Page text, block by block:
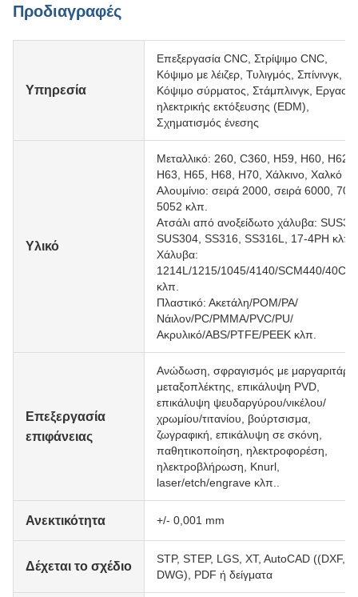
Προδιαγραφές
Υπηρεσία
Επεξεργασία CNC, Στρίψιμο CNC,
Κόψιμο με λέιζερ, Τυλιγμός, Σπίνινγκ,
Κόψιμο σύρματος, Στάμπλινγκ, Εργασία
ηλεκτρικής εκτόξευσης (EDM),
Σχηματισμός ένεσης
Υλικό
Μεταλλικό: 260, C360, H59, H60, H62,
H63, H65, H68, H70, Χάλκινο, Χαλκό
Αλουμίνιο: σειρά 2000, σειρά 6000,
5052 κλπ.
Ατσάλι από ανοξείδωτο χάλυβα:
SUS304, SS316, SS316L, 17-4PH κλπ.
Χάλυβα:
1214L/1215/1045/4140/SCM440/
κλπ.
Πλαστικό: Ακετάλη/POM/PA/
Νάιλον/PC/PMMA/PVC/PU/
Ακρυλικό/ABS/PTFE/PEEK κλπ.
Επεξεργασία
επιφάνειας
Ανώδωση, σφραγισμός με
μεταξοπλέκτης, επικάλυψη PVD,
επικάλυψη ψευδαργύρου/νικέλου/
χρωμίου/τιτανίου, βούρτσισμα,
ζωγραφική, επικάλυψη σε σκόνη,
παθητικοποίηση, ηλεκτροφορέση,
ηλεκτροβλήρωση, Knurl,
laser/etch/engrave κλπ..
Ανεκτικότητα +/- 0,001 mm
Δέχεται το σχέδιο
STP, STEP, LGS, XT, AutoCAD ((DXF,
DWG), PDF ή δείγματα